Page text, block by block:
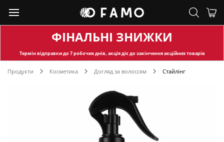
ФІНАЛЬНІ ЗНИЖКИ
Термін відправкидо 7 робочих днів, акція діє до закінчення акційних товарів
Продукти Косметика Догляд за волоссям Стайлінг